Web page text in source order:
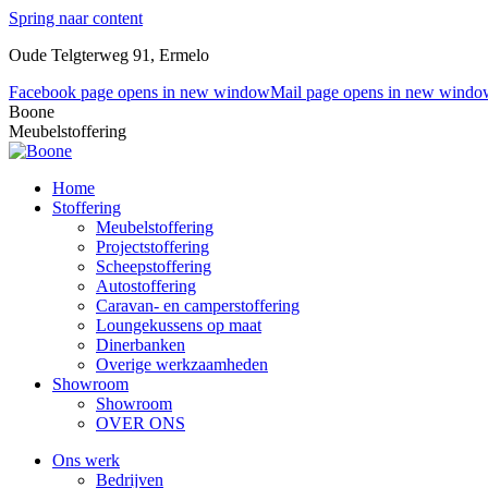
Spring naar content
Oude Telgterweg 91, Ermelo
Facebook page opens in new windowMail page opens in new
Boone
Meubelstoffering
Home
Stoffering
Meubelstoffering
Projectstoffering
Scheepstoffering
Autostoffering
Caravan- en camperstoffering
Loungekussens op maat
Dinerbanken
Overige werkzaamheden
Showroom
Showroom
OVER ONS
Ons werk
Bedrijven